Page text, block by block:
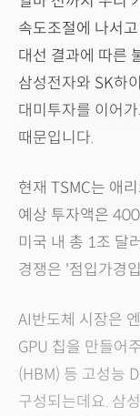
속도조절에 나서
대선 결과에 따른
삼성전자와 SK하
대미투자를 이어
때문입니다.
현재 TSMC는 애
예상 투자액은
미국 내 총 1조 달
경쟁은 '점입가경
AI반도체 시장은
GPU 칩을 만들어
(HBM) 등 고성능
구성되는데요. 삼